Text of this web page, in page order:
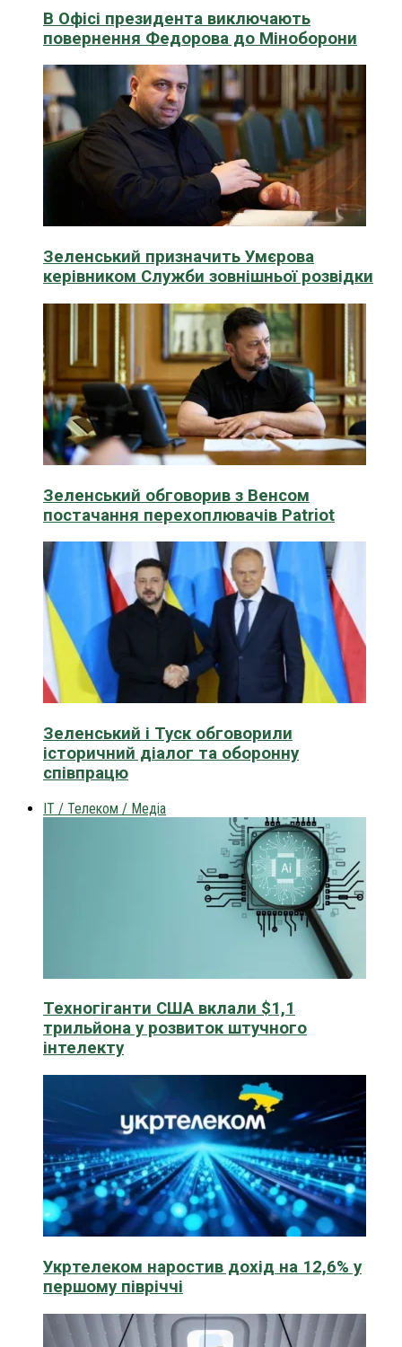
В Офісі президента виключають
повернення Федорова до Міноборони
Зеленський призначить Умєрова
керівником Служби зовнішньої розвідки
Зеленський обговорив з Венсом
постачання перехоплювачів Patriot
Зеленський і Туск обговорили
історичний діалог та оборонну
співпрацю
IT / Телеком / Медіа
Техногіганти США вклали $1,1
трильйона у розвиток штучного
інтелекту
Укртелеком наростив дохід на 12,6% у
першому півріччі